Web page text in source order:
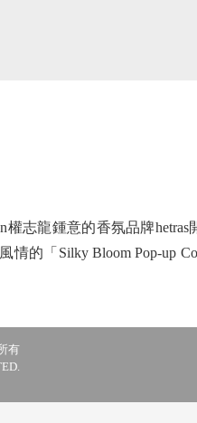
龍鍾意的香氛品牌hetras
的「Silky Bloom Pop-up
有